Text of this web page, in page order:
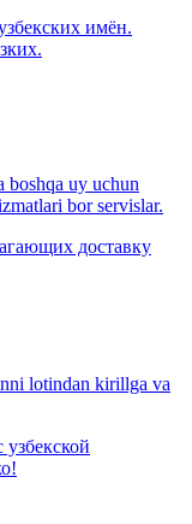
имён.
uy uchun
bor servislar.
доставку
lotindan kirillga va